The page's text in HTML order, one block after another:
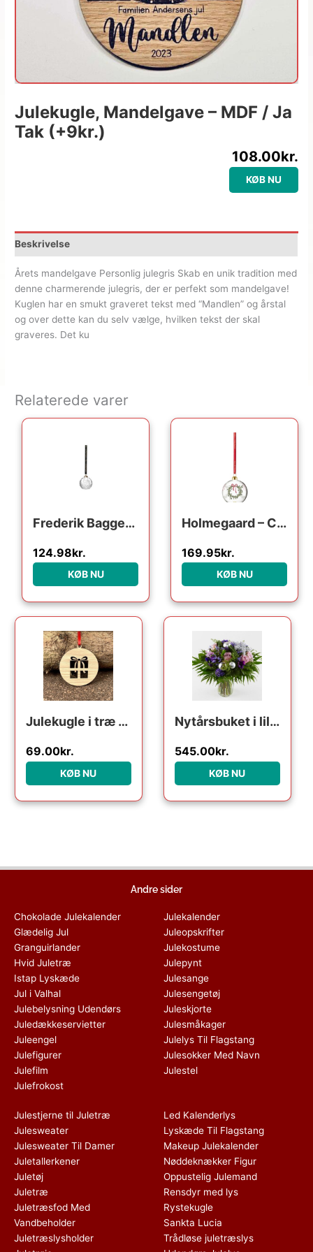
Julekugle, Mandelgave – MDF / Ja
Tak (+9kr.)
108.00kr.
KØB NU
Beskrivelse
Årets mandelgave Personlig julegris Skab en unik tradition med
denne charmerende julegris, der er perfekt som mandelgave!
Kuglen har en smukt graveret tekst med “Mandlen” og årstal
og over dette kan du selv vælge, hvilken tekst der skal
graveres. Det ku
Relaterede varer
Frederik Bagger Crispy Glass Ball : Erling Christensen Møbler
Den oprindelige pris var: 249.95kr..
124.98kr.
Den aktuelle pris er: 124.98kr..
KØB NU
Holmegaard – Christmas Årets julekugle 2024 klar
169.95kr.
KØB NU
Julekugle i træ – Julegave
69.00kr.
KØB NU
Nytårsbuket i lilla – Send blomster med Bloomit
545.00kr.
KØB NU
Andre sider
Chokolade Julekalender
Glædelig Jul
Granguirlander
Hvid Juletræ
Istap Lyskæde
Jul i Valhal
Julebelysning Udendørs
Juledækkeservietter
Juleengel
Julefigurer
Julefilm
Julefrokost
Julekalender
Juleopskrifter
Julekostume
Julepynt
Julesange
Julesengetøj
Juleskjorte
Julesmåkager
Julelys Til Flagstang
Julesokker Med Navn
Julestel
Julestjerne til Juletræ
Julesweater
Julesweater Til Damer
Juletallerkener
Juletøj
Juletræ
Juletræsfod Med
Vandbeholder
Juletræslysholder
Led Kalenderlys
Lyskæde Til Flagstang
Makeup Julekalender
Nøddeknækker Figur
Oppustelig Julemand
Rensdyr med lys
Rystekugle
Sankta Lucia
Trådløse juletræslys